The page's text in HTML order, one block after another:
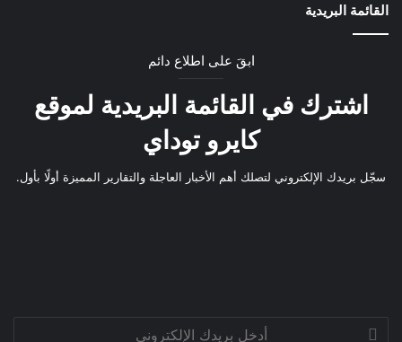
القائمة البريدية
ابقَ على اطلاع دائم
اشترك في القائمة البريدية لموقع
كايرو توداي
سجّل بريدك الإلكتروني لتصلك أهم الأخبار العاجلة والتقارير المميزة أولًا بأول.
أدخل